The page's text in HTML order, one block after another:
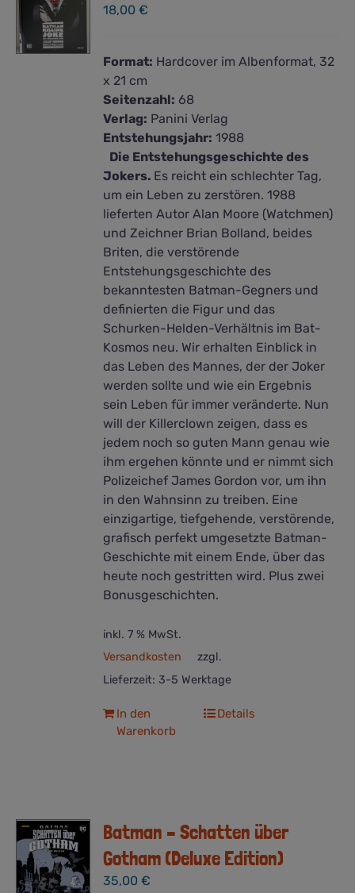
18,00€
Format: Hardcover im Albenformat, 32
x 21 cm
Seitenzahl: 68
Verlag: Panini Verlag
Entstehungsjahr: 1988
Die Entstehungsgeschichte des
Jokers. Es reicht ein schlechter Tag,
um ein Leben zu zerstören. 1988
lieferten Autor Alan Moore (Watchmen)
und Zeichner Brian Bolland, beides
Briten, die verstörende
Entstehungsgeschichte des
bekanntesten Batman-Gegners und
definierten die Figur und das
Schurken-Helden-Verhältnis im Bat-
Kosmos neu. Wir erhalten Einblick in
das Leben des Mannes, der der Joker
werden sollte und wie ein Ergebnis
sein Leben für immer veränderte. Nun
will der Killerclown zeigen, dass es
jedem noch so guten Mann genau wie
ihm ergehen könnte und er nimmt sich
Polizeichef James Gordon vor, um ihn
in den Wahnsinn zu treiben. Eine
einzigartige, tiefgehende, verstörende,
grafisch perfekt umgesetzte Batman-
Geschichte mit einem Ende, über das
heute noch gestritten wird. Plus zwei
Bonusgeschichten.
inkl. 7 % MwSt.
zzgl.
Versandkosten
Lieferzeit: 3-5 Werktage
In den
Warenkorb
Details
Batman – Schatten über
Gotham (Deluxe Edition)
35,00€